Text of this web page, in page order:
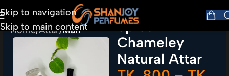
Skip to navigation
Skip to main content
Home Attar Man
Spice
Chameley
Natural Attar